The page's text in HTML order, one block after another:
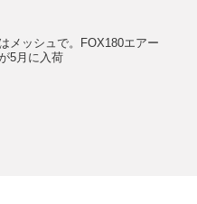
メッシュで。FOX180エアー
5月に入荷